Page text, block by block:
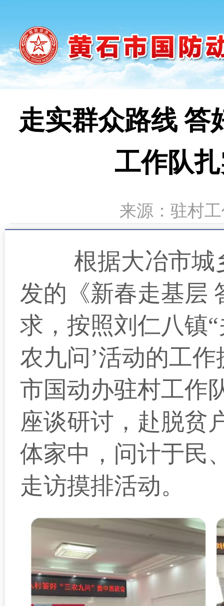
走实群众路线
工作队
来源：驻村
根据大冶市城乡
发的《新春走基层
求，按照刘仁八镇
农九问’活动的工
市国动办驻村工作
座谈研讨，赴脱贫
体家中，问计于民
走访摸排活动。